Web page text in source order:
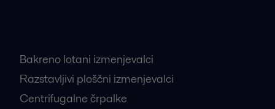
Bakreno lotani izmenjevalci
Razstavljivi ploščni izmenjevalci
Centrifugalne črpalke